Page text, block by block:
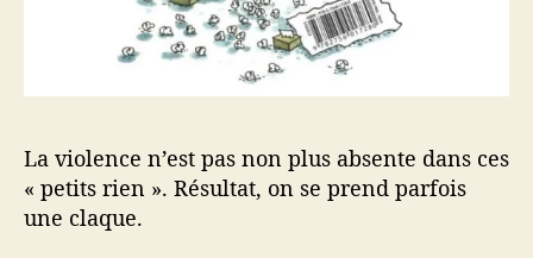
La violence n’est pas non plus absente dans ces
« petits rien ». Résultat, on se prend parfois
une claque.